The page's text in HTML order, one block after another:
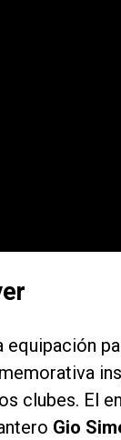
clubes. El
Gio